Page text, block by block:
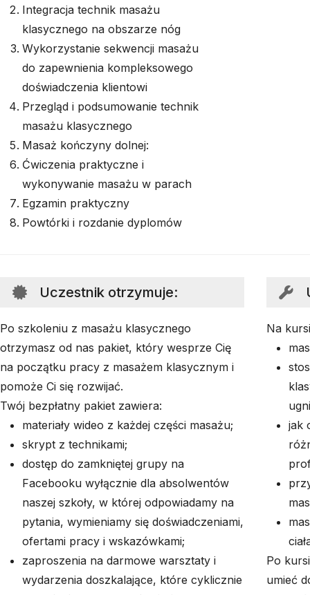
Integracja technik masażu
klasycznego na obszarze nóg
Wykorzystanie sekwencji masażu
do zapewnienia kompleksowego
doświadczenia klientowi
Przegląd i podsumowanie technik
masażu klasycznego
Masaż kończyny dolnej:
Ćwiczenia praktyczne i
wykonywanie masażu w parach
Egzamin praktyczny
Powtórki i rozdanie dyplomów
Uczestnik otrzymuje:
Po szkoleniu z masażu klasycznego
otrzymasz od nas pakiet, który wesprze Cię
na początku pracy z masażem klasycznym i
pomoże Ci się rozwijać.
Twój bezpłatny pakiet zawiera:
materiały wideo z każdej części masażu;
skrypt z technikami;
dostęp do zamkniętej grupy na
Facebooku wyłącznie dla absolwentów
naszej szkoły, w której odpowiadamy na
pytania, wymieniamy się doświadczeniami,
ofertami pracy i wskazówkami;
zaproszenia na darmowe warsztaty i
wydarzenia doszkalające, które cyklicznie
Na
jak
Po
umieć